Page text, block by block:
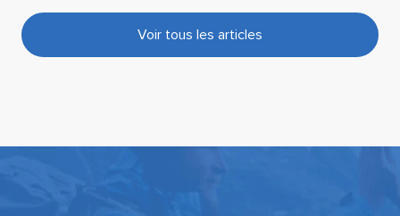
Voir tous les articles